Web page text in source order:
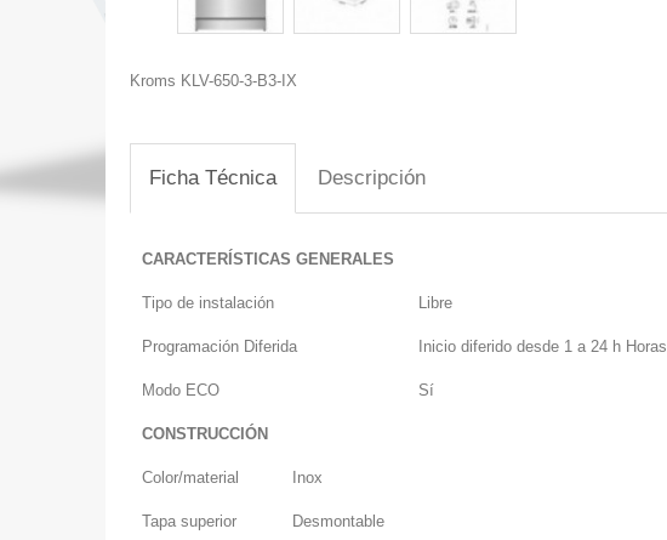
Kroms KLV-650-3-B3-IX
Ficha Técnica Descripción
CARACTERÍSTICAS GENERALES
Tipo de instalación Libre
Programación Diferida Inicio diferido desde 1 a 24 h Horas
Modo ECO Sí
CONSTRUCCIÓN
Color/material Inox
Tapa superior Desmontable